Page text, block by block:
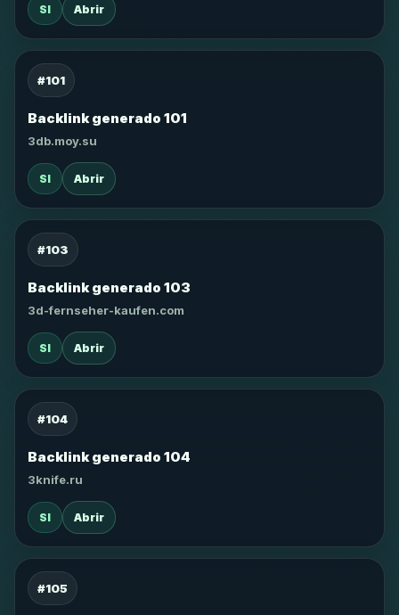
SI Abrir
#101
Backlink generado 101
3db.moy.su
SI Abrir
#103
Backlink generado 103
3d-fernseher-kaufen.com
SI Abrir
#104
Backlink generado 104
3knife.ru
SI Abrir
#105